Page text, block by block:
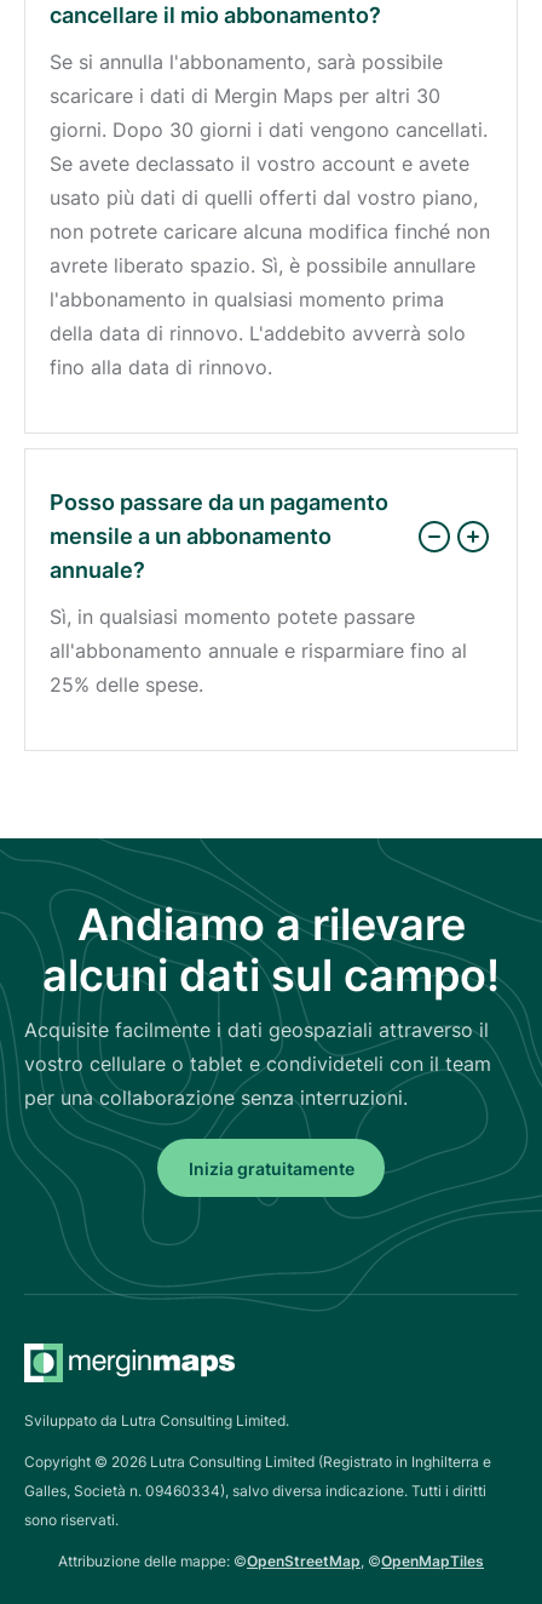
cancellare il mio abbonamento?
Se si annulla l'abbonamento, sarà possibile
scaricare i dati di Mergin Maps per altri 30
giorni. Dopo 30 giorni i dati vengono cancellati.
Se avete declassato il vostro account e avete
usato più dati di quelli offerti dal vostro piano,
non potrete caricare alcuna modifica finché non
avrete liberato spazio. Sì, è possibile annullare
l'abbonamento in qualsiasi momento prima
della data di rinnovo. L'addebito avverrà solo
fino alla data di rinnovo.
Posso passare da un pagamento
mensile a un abbonamento
annuale?
Sì, in qualsiasi momento potete passare
all'abbonamento annuale e risparmiare fino al
25% delle spese.
Andiamo a rilevare
alcuni dati sul campo!
Acquisite facilmente i dati geospaziali attraverso il
vostro cellulare o tablet e condivideteli con il team
per una collaborazione senza interruzioni.
Inizia gratuitamente
Sviluppato da Lutra Consulting Limited.
Copyright © 2026 Lutra Consulting Limited (Registrato in Inghilterra e
Galles, Società n. 09460334), salvo diversa indicazione. Tutti i diritti
sono riservati.
Attribuzione delle mappe: ©OpenStreetMap, ©OpenMapTiles